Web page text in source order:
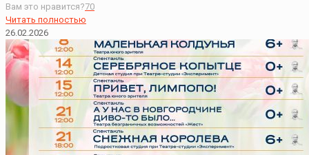
Вам это нравится?70
Читать полностью
26.02.2026